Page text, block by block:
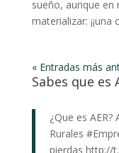
sueño, aunque
materializar: ¡¡una
« Entradas más
Sabes que es
¿Que es
Rurales
pierdas http://